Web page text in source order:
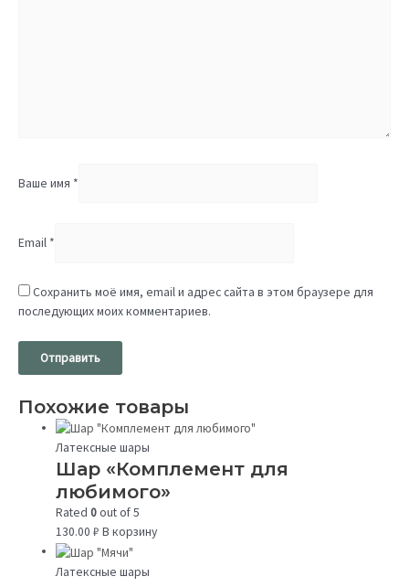
Ваше имя *
Email *
Сохранить моё имя, email и адрес сайта в этом браузере для
последующих моих комментариев.
Похожие товары
Латексные шары
Шар «Комплемент для
любимого»
Rated0out of 5
130.00₽ В корзину
Латексные шары